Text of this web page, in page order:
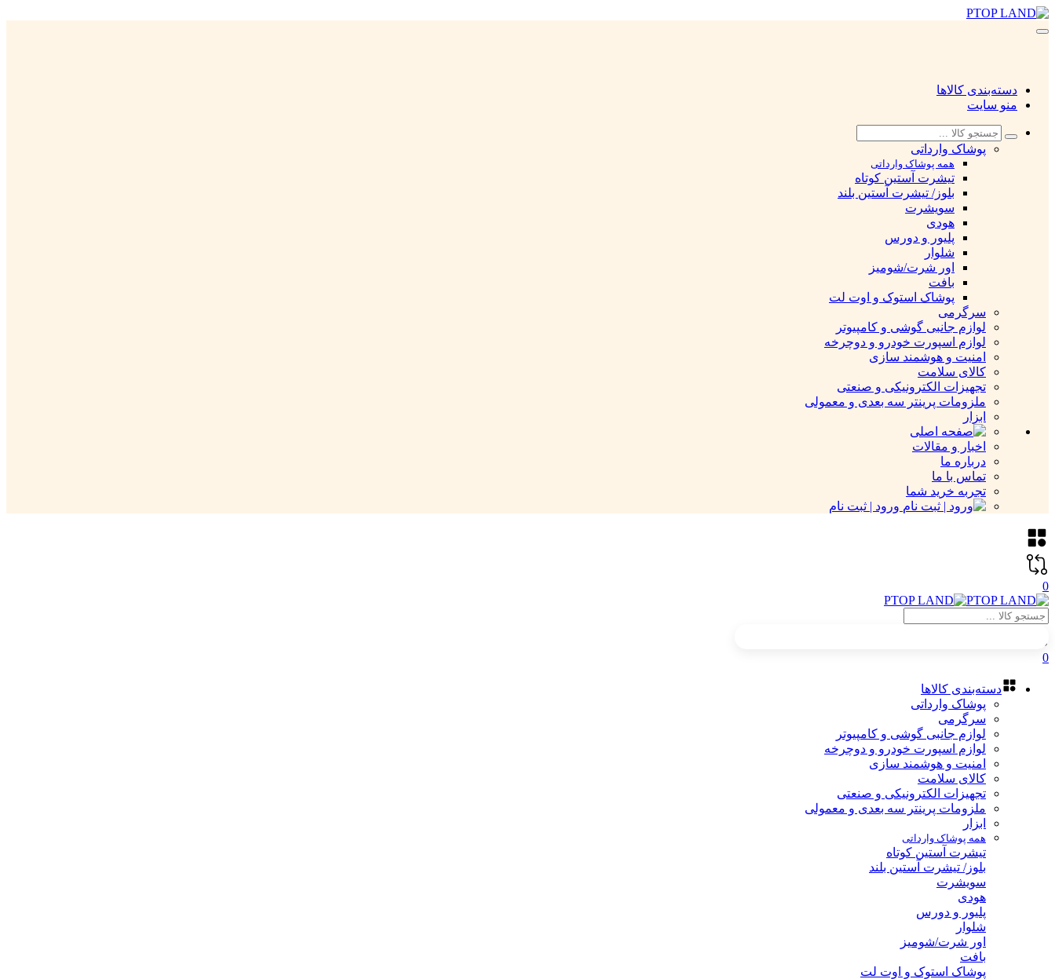
دسته‌بندی کالاها
منو سایت
پوشاک وارداتی
همه پوشاک وارداتی
تیشرت آستین کوتاه
بلوز/ تیشرت آستین بلند
سویشرت
هودی
پلیور و دورس
شلوار
اور شرت/شومیز
بافت
پوشاک استوک و اوت لت
سرگرمی
لوازم جانبی گوشی و کامپیوتر
لوازم اسپورت خودرو و دوچرخه
امنیت و هوشمند سازی
کالای سلامت
تجهیزات الکترونیکی و صنعتی
ملزومات پرینتر سه بعدی و معمولی
ابزار
اخبار و مقالات
درباره ما
تماس با ما
تجربه خرید شما
ورود | ثبت نام
0
0
دسته‌بندی کالاها
پوشاک وارداتی
سرگرمی
لوازم جانبی گوشی و کامپیوتر
لوازم اسپورت خودرو و دوچرخه
امنیت و هوشمند سازی
کالای سلامت
تجهیزات الکترونیکی و صنعتی
ملزومات پرینتر سه بعدی و معمولی
ابزار
همه پوشاک وارداتی
تیشرت آستین کوتاه
بلوز/ تیشرت آستین بلند
سویشرت
هودی
پلیور و دورس
شلوار
اور شرت/شومیز
بافت
پوشاک استوک و اوت لت